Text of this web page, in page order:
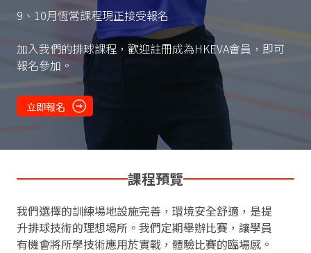
9、10月恆常課程現正接受報名
加入我們的排球課程，歡迎註冊成為HKEVA會員，即可
報名參加。
立即報名
課程預覽
我們選擇的訓練場地設施完善，環境安全舒適，是提
升排球技術的理想場所。我們定期舉辦比賽，讓學員
有機會將所學技術應用於實戰，體驗比賽的臨場感。